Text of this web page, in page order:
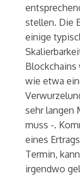
stellen. Die
einige
Blockchains
wie etwa
sehr langen
muss -.
eines
Termin,
irgendwo